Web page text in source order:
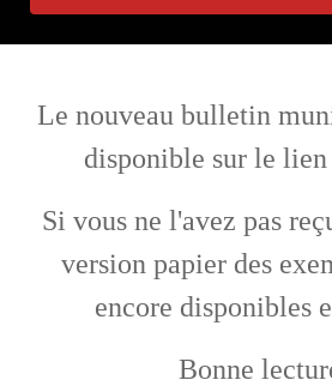
Le nouveau bulletin
disponible sur le lien
Si vous ne l'avez pas
version papier des
encore disponibles
Bonne